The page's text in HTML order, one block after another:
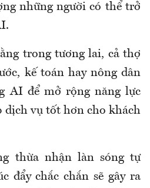
những người có thể trở
trong tương lai, cả thợ
kế toán hay nông dân
AI để mở rộng năng lực
dịch vụ tốt hơn cho khách
thừa nhận làn sóng tự
đẩy chắc chắn sẽ gây ra